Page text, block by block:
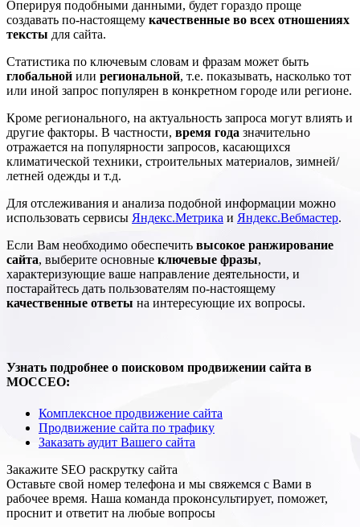
Оперируя подобными данными, будет гораздо проще
создавать по-настоящему качественные во всех отношениях
тексты для сайта.
Статистика по ключевым словам и фразам может быть
глобальной или региональной, т.е. показывать, насколько тот
или иной запрос популярен в конкретном городе или регионе.
Кроме регионального, на актуальность запроса могут влиять и
другие факторы. В частности, время года значительно
отражается на популярности запросов, касающихся
климатической техники, строительных материалов, зимней/
летней одежды и т.д.
Для отслеживания и анализа подобной информации можно
использовать сервисы Яндекс.Метрика и Яндекс.Вебмастер.
Если Вам необходимо обеспечить высокое ранжирование
сайта, выберите основные ключевые фразы,
характеризующие ваше направление деятельности, и
постарайтесь дать пользователям по-настоящему
качественные ответы на интересующие их вопросы.
Узнать подробнее о поисковом продвижении сайта в
МОССЕО:
Комплексное продвижение сайта
Продвижение сайта по трафику
Заказать аудит Вашего сайта
Закажите SEO раскрутку сайта
Оставьте свой номер телефона и мы свяжемся с Вами в
рабочее время. Наша команда проконсультирует, поможет,
проснит и ответит на любые вопросы